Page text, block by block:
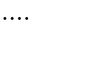
・